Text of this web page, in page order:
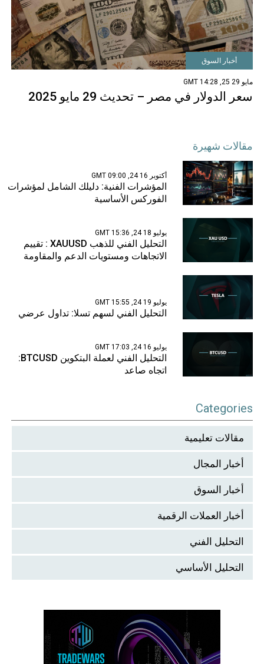
أخبار السوق
مايو 29 25, 14:28 GMT
سعر الدولار في مصر – تحديث 29 مايو 2025
مقالات شهيرة
أكتوبر 16 24, 09:00 GMT
المؤشرات الفنية: دليلك الشامل لمؤشرات
الفوركس الأساسية
يوليو 18 24, 15:36 GMT
التحليل الفني للذهب XAUUSD : تقييم
الاتجاهات ومستويات الدعم والمقاومة
يوليو 19 24, 15:55 GMT
التحليل الفني لسهم تسلا: تداول عرضي
يوليو 16 24, 17:03 GMT
التحليل الفني لعملة البتكوين BTCUSD:
اتجاه صاعد
Categories
مقالات تعليمية
أخبار المجال
أخبار السوق
أخبار العملات الرقمية
التحليل الفني
التحليل الأساسي